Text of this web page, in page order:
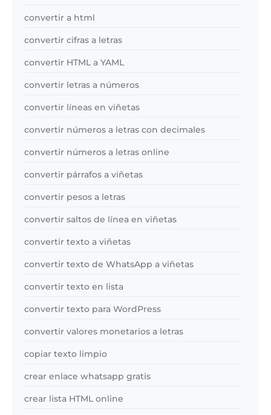
convertir a html
convertir cifras a letras
convertir HTML a YAML
convertir letras a números
convertir líneas en viñetas
convertir números a letras con decimales
convertir números a letras online
convertir párrafos a viñetas
convertir pesos a letras
convertir saltos de línea en viñetas
convertir texto a viñetas
convertir texto de WhatsApp a viñetas
convertir texto en lista
convertir texto para WordPress
convertir valores monetarios a letras
copiar texto limpio
crear enlace whatsapp gratis
crear lista HTML online